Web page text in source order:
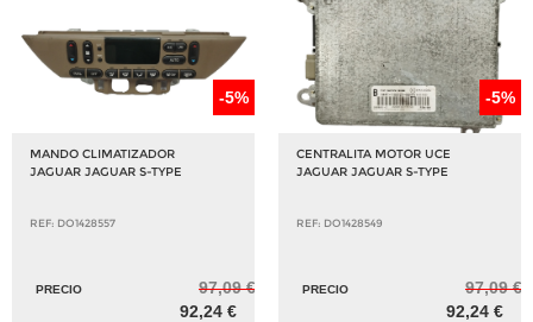
-5%
MANDO CLIMATIZADOR
JAGUAR JAGUAR S-TYPE
REF: DO1428557
PRECIO
97,09 €
92,24 €
-5%
CENTRALITA MOTOR UCE
JAGUAR JAGUAR S-TYPE
REF: DO1428549
PRECIO
97,09 €
92,24 €